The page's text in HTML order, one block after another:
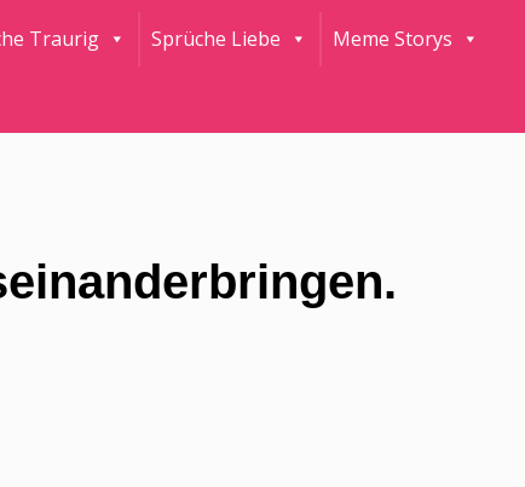
Traurig Sprüche Liebe Meme Storys